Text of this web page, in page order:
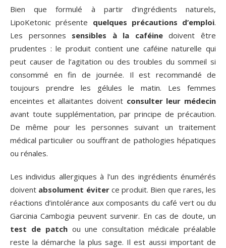
Bien que formulé à partir d’ingrédients naturels,
LipoKetonic présente quelques précautions d’emploi.
Les personnes sensibles à la caféinedoivent être
prudentes : le produit contient une caféine naturelle qui
peut causer de l’agitation ou des troubles du sommeil si
consommé en fin de journée. Il est recommandé de
toujours prendre les gélules le matin. Les femmes
enceintes et allaitantes doivent consulter leur médecin
avant toute supplémentation, par principe de précaution.
De même pour les personnes suivant un traitement
médical particulier ou souffrant de pathologies hépatiques
ou rénales.
Les individus allergiques à l’un des ingrédients énumérés
doivent absolument éviterce produit. Bien que rares, les
réactions d’intolérance aux composants du café vert ou du
Garcinia Cambogia peuvent survenir. En cas de doute, un
test de patchou une consultation médicale préalable
reste la démarche la plus sage. Il est aussi important de